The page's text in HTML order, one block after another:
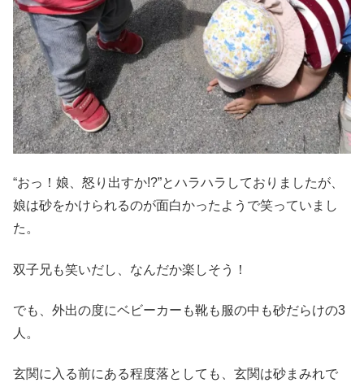
“おっ！娘、怒り出すか!?”とハラハラしておりましたが、
娘は砂をかけられるのが面白かったようで笑っていまし
た。
双子兄も笑いだし、なんだか楽しそう！
でも、外出の度にベビーカーも靴も服の中も砂だらけの3
人。
玄関に入る前にある程度落としても、玄関は砂まみれで